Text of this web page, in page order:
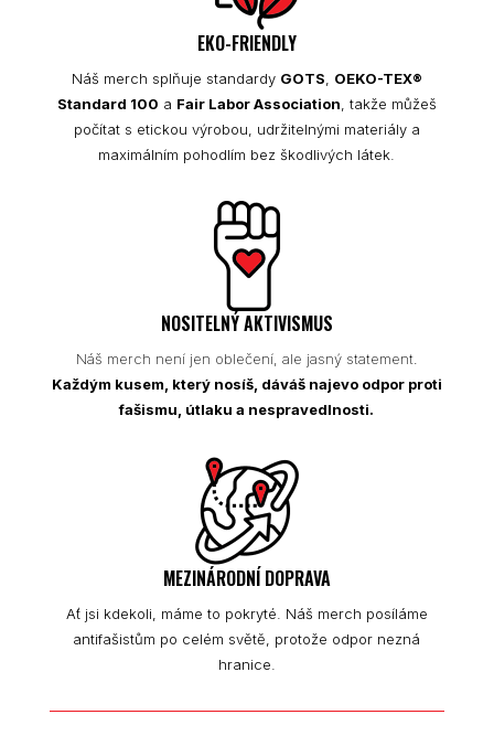
EKO-FRIENDLY
Náš merch splňuje standardy GOTS
OEKO-TEX®
Standard 100 a Fair Labor Association , takže můžeš
počítat s etickou výrobou, udržitelnými materiály a
maximálním pohodlím bez škodlivých látek.
NOSITELNÝ AKTIVISMUS
Náš merch není jen oblečení, ale jasný statement.
Každým kusem, který nosíš, dáváš najevo odpor proti
fašismu, útlaku a nespravedlnosti.
MEZINÁRODNÍ DOPRAVA
Ať jsi kdekoli, máme to pokryté. Náš merch posíláme
antifašistům po celém světě, protože odpor nezná
hranice.